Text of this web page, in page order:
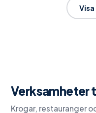
Verksamheter
Krogar, restauranger